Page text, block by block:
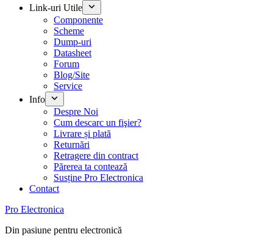
Link-uri Utile
Componente
Scheme
Dump-uri
Datasheet
Forum
Blog/Site
Service
Info
Despre Noi
Cum descarc un fişier?
Livrare și plată
Returnări
Retragere din contract
Părerea ta contează
Susține Pro Electronica
Contact
Pro Electronica
Din pasiune pentru electronică